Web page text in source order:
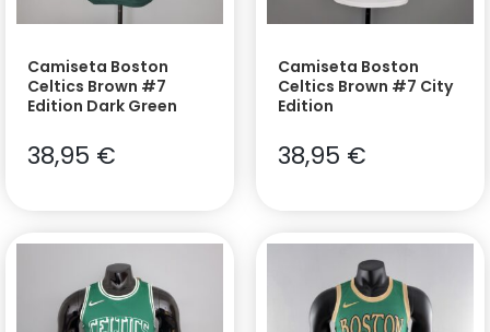
Camiseta Boston
Celtics Brown #7
Edition Dark Green
38,95 €
Camiseta Boston
Celtics Brown #7 City
Edition
38,95 €